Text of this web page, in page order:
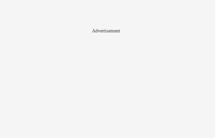
Advertisement